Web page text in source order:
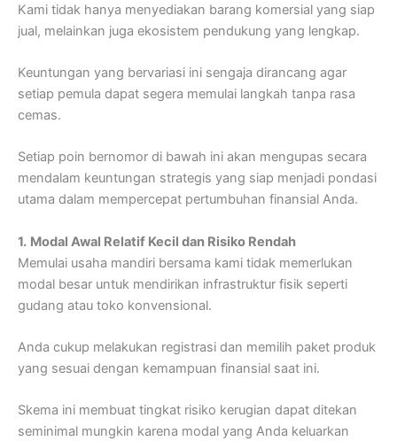
Kami tidak hanya menyediakan barang komersial yang siap
jual, melainkan juga ekosistem pendukung yang lengkap.
Keuntungan yang bervariasi ini sengaja dirancang agar
setiap pemula dapat segera memulai langkah tanpa rasa
cemas.
Setiap poin bernomor di bawah ini akan mengupas secara
mendalam keuntungan strategis yang siap menjadi pondasi
utama dalam mempercepat pertumbuhan finansial Anda.
1. Modal Awal Relatif Kecil dan Risiko Rendah
Memulai usaha mandiri bersama kami tidak memerlukan
modal besar untuk mendirikan infrastruktur fisik seperti
gudang atau toko konvensional.
Anda cukup melakukan registrasi dan memilih paket produk
yang sesuai dengan kemampuan finansial saat ini.
Skema ini membuat tingkat risiko kerugian dapat ditekan
seminimal mungkin karena modal yang Anda keluarkan